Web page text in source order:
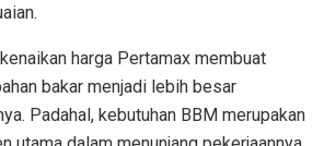
harga Pertamax membuat
bakar menjadi lebih besar
Padahal, kebutuhan BBM merupakan